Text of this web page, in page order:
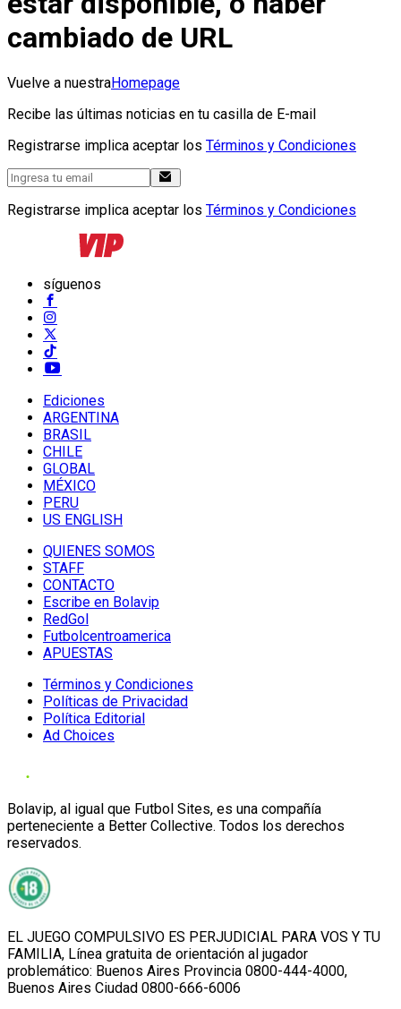
cambiado de URL
Vuelve a nuestraHomepage
Recibe las últimas noticias en tu casilla de E-mail
Registrarse implica aceptar los Términos y Condiciones
Registrarse implica aceptar los Términos y Condiciones
síguenos
Ediciones
ARGENTINA
BRASIL
CHILE
GLOBAL
MÉXICO
PERU
US ENGLISH
QUIENES SOMOS
STAFF
CONTACTO
Escribe en Bolavip
RedGol
Futbolcentroamerica
APUESTAS
Términos y Condiciones
Políticas de Privacidad
Política Editorial
Ad Choices
Bolavip, al igual que Futbol Sites, es una compañía
perteneciente a Better Collective. Todos los derechos
reservados.
EL JUEGO COMPULSIVO ES PERJUDICIAL PARA VOS Y TU
FAMILIA, Línea gratuita de orientación al jugador
problemático: Buenos Aires Provincia 0800-444-4000,
Buenos Aires Ciudad 0800-666-6006